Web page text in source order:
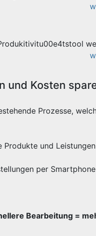
und Kosten
Prozesse,
und
per
Bearbeitung =